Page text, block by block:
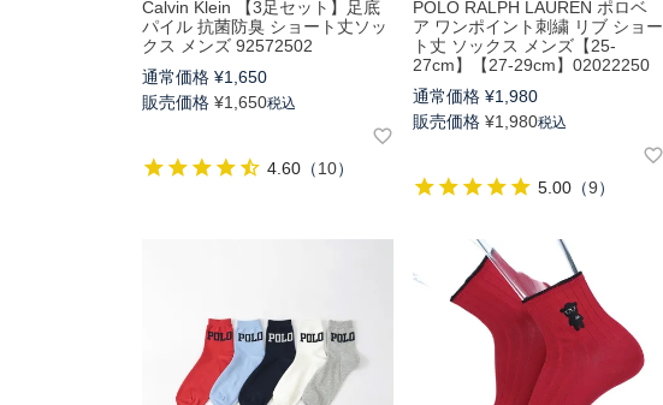
Calvin Klein 【3足セット】足底
パイル 抗菌防臭 ショート丈ソッ
クス メンズ 92572502
通常価格 ¥1,650
販売価格 ¥1,650税込
4.60 （10）
POLO RALPH LAUREN ポロベ
ア ワンポイント刺繍 リブ ショー
ト丈 ソックス メンズ【25-
27cm】【27-29cm】02022250
通常価格 ¥1,980
販売価格 ¥1,980税込
5.00（9）